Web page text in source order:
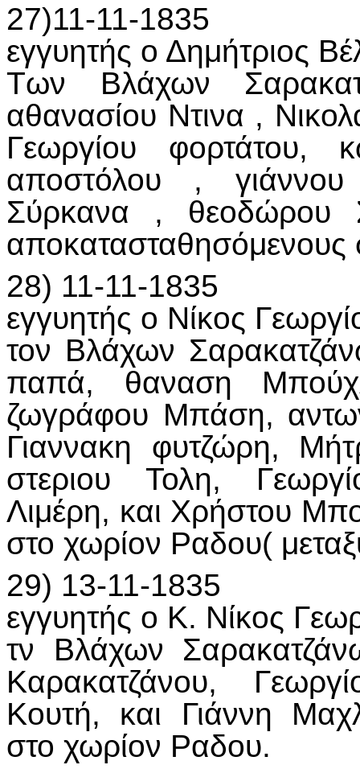
27)11-11-1835
εγγυητής ο Δημήτριος
Των Βλάχων
αθανασίου Ντινα ,
Γεωργίου φορτάτου,
αποστόλου ,
Σύρκανα , θεοδώρου
αποκατασταθησόμενους
28) 11-11-1835
εγγυητής ο Νίκος
τον Βλάχων
παπά, θαναση
ζωγράφου Μπάση,
Γιαννακη φυτζώρη,
στεριου Τολη,
Λιμέρη, και Χρήστου
στο χωρίον Ραδου(
29) 13-11-1835
εγγυητής ο Κ. Νίκος
τν Βλάχων
Καρακατζάνου,
Κουτή, και Γιάννη
στο χωρίον Ραδου.